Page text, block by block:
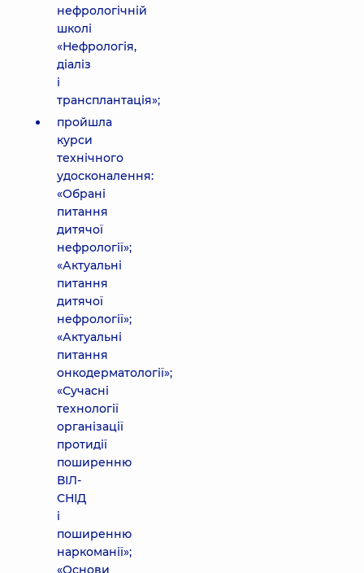
нефрологічній
школі
«Нефрологія,
діаліз
і
трансплантація»;
пройшла
курси
технічного
удосконалення:
«Обрані
питання
дитячої
нефрології»;
«Актуальні
питання
дитячої
нефрології»;
«Актуальні
питання
онкодерматології»;
«Сучасні
технології
організації
протидії
поширенню
ВІЛ-
СНІД
і
поширенню
наркоманії»;
«Основи